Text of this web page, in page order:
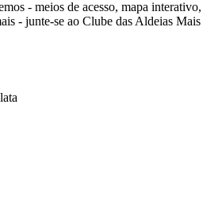
- meios de acesso, mapa interativo,
- junte-se ao Clube das Aldeias Mais